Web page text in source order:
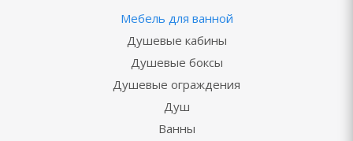
Мебель для ванной
Душевые кабины
Душевые боксы
Душевые ограждения
Душ
Ванны